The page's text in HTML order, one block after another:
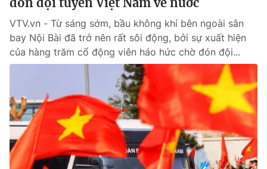
VTV.vn - Từ sáng sớm, bầu không khí bên ngoài sân
bay Nội Bài đã trở nên rất sôi động, bởi sự xuất hiện
của hàng trăm cổ động viên háo hức chờ đón đội...